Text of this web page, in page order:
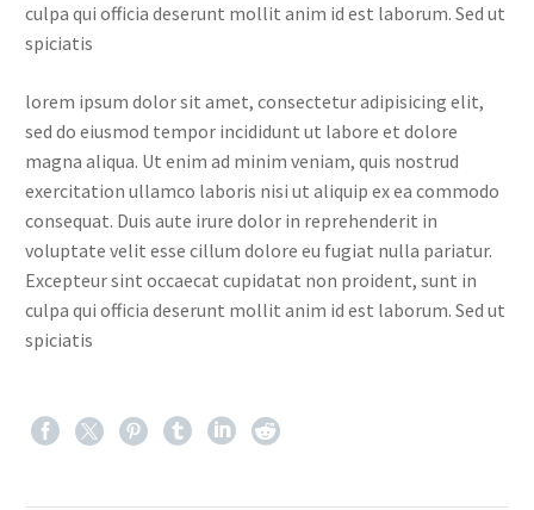
culpa qui officia deserunt mollit anim id est laborum. Sed ut
spiciatis
lorem ipsum dolor sit amet, consectetur adipisicing elit,
sed do eiusmod tempor incididunt ut labore et dolore
magna aliqua. Ut enim ad minim veniam, quis nostrud
exercitation ullamco laboris nisi ut aliquip ex ea commodo
consequat. Duis aute irure dolor in reprehenderit in
voluptate velit esse cillum dolore eu fugiat nulla pariatur.
Excepteur sint occaecat cupidatat non proident, sunt in
culpa qui officia deserunt mollit anim id est laborum. Sed ut
spiciatis